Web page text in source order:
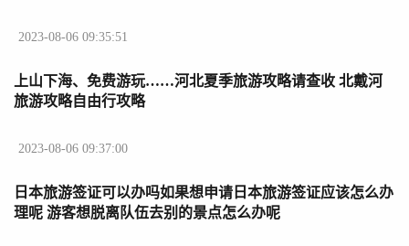
2023-08-06 09:35:51
上山下海、免费游玩……河北夏季旅游攻略请查收 北戴河
旅游攻略自由行攻略
2023-08-06 09:37:00
日本旅游签证可以办吗如果想申请日本旅游签证应该怎么办
理呢 游客想脱离队伍去别的景点怎么办呢